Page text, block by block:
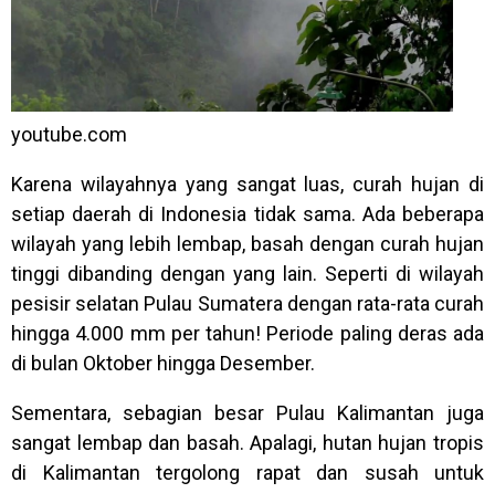
youtube.com
Karena wilayahnya yang sangat luas, curah hujan di
setiap daerah di Indonesia tidak sama. Ada beberapa
wilayah yang lebih lembap, basah dengan curah hujan
tinggi dibanding dengan yang lain. Seperti di wilayah
pesisir selatan Pulau Sumatera dengan rata-rata curah
hingga 4.000 mm per tahun! Periode paling deras ada
di bulan Oktober hingga Desember.
Sementara, sebagian besar Pulau Kalimantan juga
sangat lembap dan basah. Apalagi, hutan hujan tropis
di Kalimantan tergolong rapat dan susah untuk